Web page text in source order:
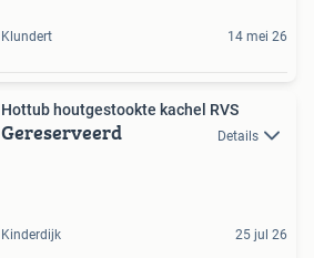
Klundert 14 mei 26
Hottub houtgestookte kachel RVS
Gereserveerd Details
Kinderdijk 25 jul 26